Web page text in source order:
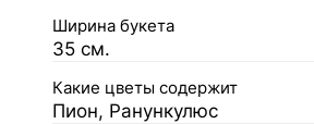
Ширина букета
35 см.
Какие цветы содержит
Пион, Ранункулюс